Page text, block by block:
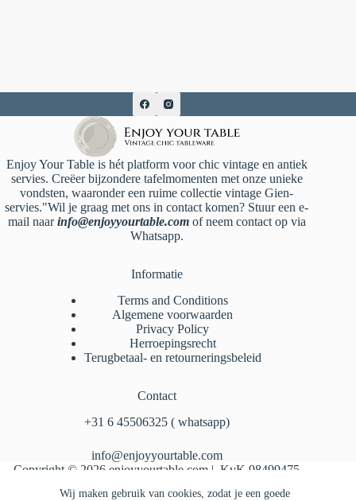
Wij maken gebruik van cookies, zodat je een goede
Enjoy Your Table is hét platform voor chic vintage en antiek
servies. Creëer bijzondere tafelmomenten met onze unieke
vondsten, waaronder een ruime collectie vintage Gien-
servies."Wil je graag met ons in contact komen? Stuur een e-
mail naarinfo@enjoyyourtable.comof neem contact op via
Whatsapp.
Informatie
Terms and Conditions
Algemene voorwaarden
Privacy Policy
Herroepingsrecht
Terugbetaal- en retourneringsbeleid
Contact
‪+31 6 45506325‬ ( whatsapp)
info@enjoyyourtable.com
Copyright © 2026 enjoyyourtable.com | KvK 98499475